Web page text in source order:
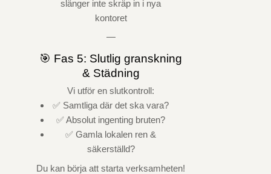
slänger inte skräp in i nya
kontoret
—
🎯 Fas 5: Slutlig granskning
& Städning
Vi utför en slutkontroll:
✅ Samtliga där det ska vara?
✅ Absolut ingenting bruten?
✅ Gamla lokalen ren &
säkerställd?
Du kan börja att starta verksamheten!